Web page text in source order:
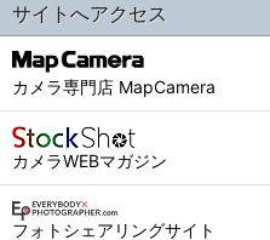
サイトへアクセス
カメラ専門店 MapCamera
カメラWEBマガジン
フォトシェアリングサイト